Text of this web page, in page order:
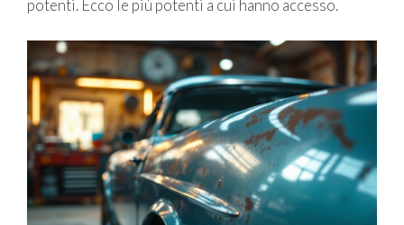
potenti. Ecco le più potenti a cui hanno accesso.